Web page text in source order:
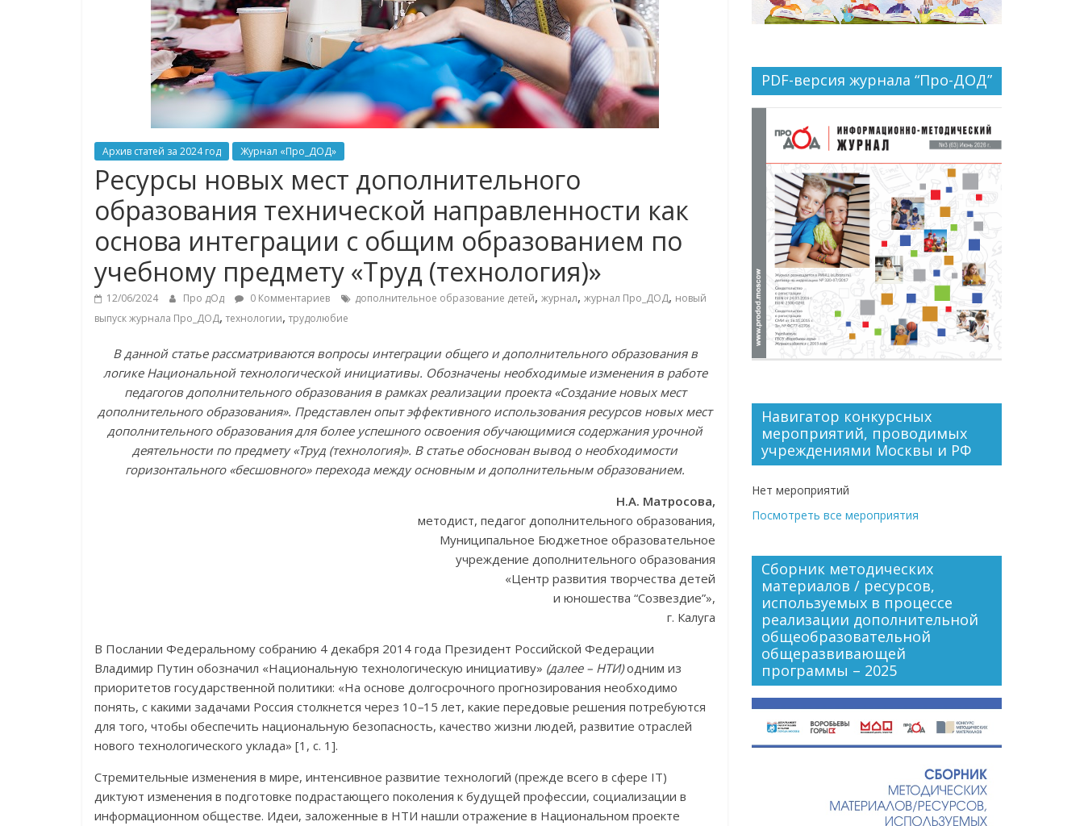
Архив статей за 2024 год Журнал «Про_ДОД»
Ресурсы новых мест дополнительного
образования технической направленности как
основа интеграции с общим образованием по
учебному предмету «Труд (технология)»
12/06/2024 Про дОд 0 Комментариев дополнительное образование детей, журнал, журнал Про_ДОД, новый
выпуск журнала Про_ДОД, технологии, трудолюбие
В данной статье рассматриваются вопросы интеграции общего и дополнительного образования в
логике Национальной технологической инициативы. Обозначены необходимые изменения в работе
педагогов дополнительного образования в рамках реализации проекта «Создание новых мест
дополнительного образования». Представлен опыт эффективного использования ресурсов новых мест
дополнительного образования для более успешного освоения обучающимися содержания урочной
деятельности по предмету «Труд (технология)». В статье обоснован вывод о необходимости
горизонтального «бесшовного» перехода между основным и дополнительным образованием.
Н.А. Матросова,
методист, педагог дополнительного образования,
Муниципальное Бюджетное образовательное
учреждение дополнительного образования
«Центр развития творчества детей
и юношества “Созвездие”»,
г. Калуга
В Послании Федеральному собранию 4 декабря 2014 года Президент Российской Федерации
Владимир Путин обозначил «Национальную технологическую инициативу» (далее – НТИ)одним из
приоритетов государственной политики: «На основе долгосрочного прогнозирования необходимо
понять, с какими задачами Россия столкнется через 10–15 лет, какие передовые решения потребуются
для того, чтобы обеспечить национальную безопасность, качество жизни людей, развитие отраслей
нового технологического уклада» [1, с. 1].
Стремительные изменения в мире, интенсивное развитие технологий (прежде всего в сфере IT)
диктуют изменения в подготовке подрастающего поколения к будущей профессии, социализации в
информационном обществе. Идеи, заложенные в НТИ нашли отражение в Национальном проекте
PDF-версия журнала “Про-ДОД”
Навигатор конкурсных
мероприятий, проводимых
учреждениями Москвы и РФ
Нет мероприятий
Посмотреть все мероприятия
Сборник методических
материалов / ресурсов,
используемых в процессе
реализации дополнительной
общеобразовательной
общеразвивающей
программы – 2025